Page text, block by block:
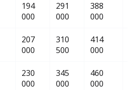
194
000
291
000
388
000
207
000
310
500
414
000
230
000
345
000
460
000